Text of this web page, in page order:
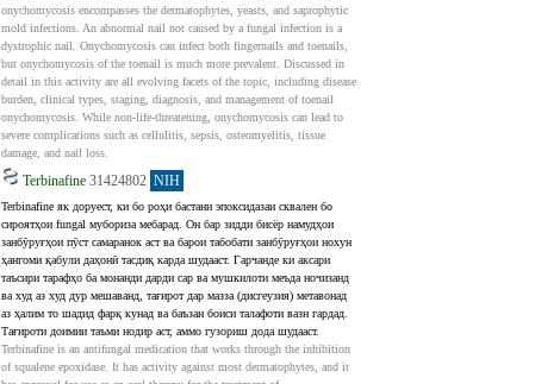
onychomycosis encompasses the dermatophytes, yeasts, and saprophytic
mold infections. An abnormal nail not caused by a fungal infection is a
dystrophic nail. Onychomycosis can infect both fingernails and toenails,
but onychomycosis of the toenail is much more prevalent. Discussed in
detail in this activity are all evolving facets of the topic, including disease
burden, clinical types, staging, diagnosis, and management of toenail
onychomycosis. While non-life-threatening, onychomycosis can lead to
severe complications such as cellulitis, sepsis, osteomyelitis, tissue
damage, and nail loss.
Terbinafine 31424802 NIH
Terbinafine як доруест, ки бо роҳи бастани эпоксидазаи сквален бо
сироятҳои fungal мубориза мебарад. Он бар зидди бисёр намудҳои
занбӯруғҳои пӯст самаранок аст ва барои табобати занбӯруғҳои нохун
ҳангоми қабули даҳонӣ тасдиқ карда шудааст. Гарчанде ки аксари
таъсири тарафҳо ба монанди дарди сар ва мушкилоти меъда ночизанд
ва худ аз худ дур мешаванд, тағирот дар мазза (дисгеузия) метавонад
аз ҳалим то шадид фарқ кунад ва баъзан боиси талафоти вазн гардад.
Тағироти доимии таъми нодир аст, аммо гузориш дода шудааст.
Terbinafine is an antifungal medication that works through the inhibition
of squalene epoxidase. It has activity against most dermatophytes, and it